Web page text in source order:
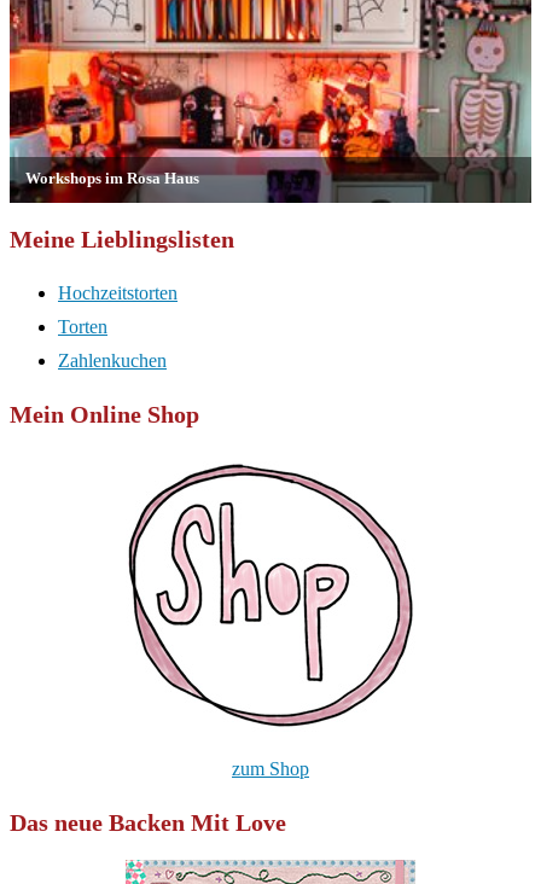
Meine Lieblingslisten
Hochzeitstorten
Torten
Zahlenkuchen
Mein Online Shop
zum Shop
Das neue Backen Mit Love